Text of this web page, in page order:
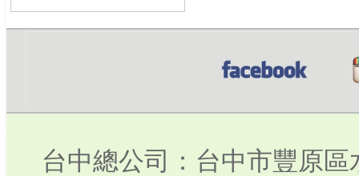
台中總公司：台中市豐原